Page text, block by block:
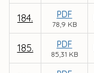
184. PDF
78,9 KB
185. PDF
85,31 KB